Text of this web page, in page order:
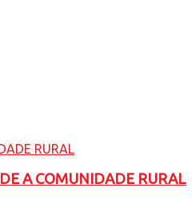
A COMUNIDADE RURAL